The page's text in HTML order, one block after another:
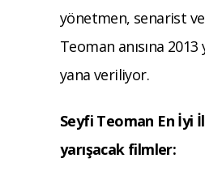
yönetmen, senarist ve
Teoman anısına 2013
yana veriliyor.
Seyfi Teoman En İyi
yarışacak filmler: